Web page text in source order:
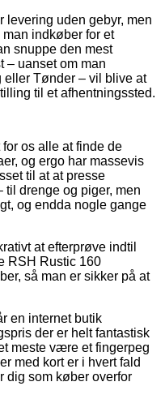
levering uden gebyr, men
indkøber for et
snuppe den mest
– uanset om man
eller Tønder – vil blive at
til et afhentningssted.
os alle at finde de
og ergo har massevis
til at at presse
til drenge og piger, men
og endda nogle gange
at efterprøve indtil
RSH Rustic 160
så man er sikker på at
en internet butik
der er helt fantastisk
meste være et fingerpeg
med kort er i hvert fald
dig som køber overfor